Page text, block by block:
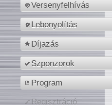
Versenyfelhívás
Lebonyolítás
Díjazás
Szponzorok
Program
Regisztráció